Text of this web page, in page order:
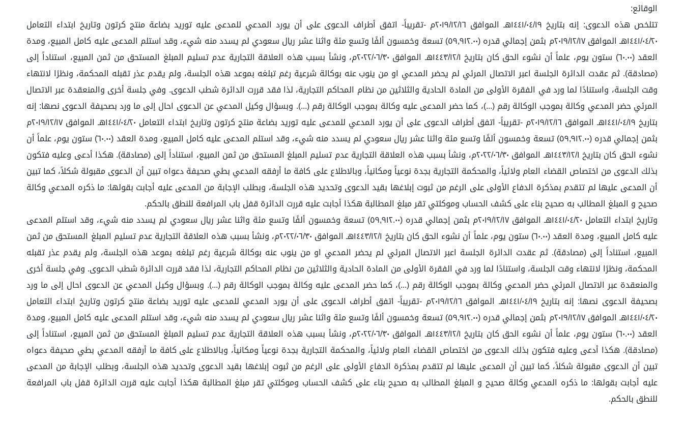
الوقائع:
تتلخص هذه الدعوى: إنه بتاريخ ١٤٤١/٠٤/١٩هـ الموافق ٢٠١٩/١٢/١٦م -تقريباً- اتفق أطراف الدعوى على أن يورد المدعي للمدعى عليه توريد بضاعة منتج كرتون وتاريخ ابتداء التعامل
١٤٤١/٠٤/٢٠هـ الموافق ٢٠١٩/١٢/١٧م بثمن إجمالي قدره (٥٩,٩١٢.٠٠) تسعة وخمسون ألفًا وتسع مئة واثنا عشر ريال سعودي لم يسدد منه شيء، وقد استلم المدعى عليه كامل المبيع، ومدة
العقد (٦٠.٠٠) ستون يوم، علماً أن نشوء الحق كان بتاريخ ١٤٤٣/١٢/١هـ الموافق ٢٠٢٢/٠٦/٣٠م، ونشأ بسبب هذه العلاقة التجارية عدم تسليم المبلغ المستحق من ثمن المبيع، استناداً إلى
(مصادقة). ثم عقدت الدائرة الجلسة اعبر الاتصال المرئي لم يحضر المدعي او من ينوب عنه بوكالة شرعية رغم تبلغه بموعد هذه الجلسة، ولم يقدم عذر تقبله المحكمة، ونظرًا لانتهاء
وقت الجلسة، واستنادًا لما ورد في الفقرة الأولى من المادة الحادية والثلاثين من نظام المحاكم التجارية، لذا فقد قررت الدائرة شطب الدعوى. وفي جلسة أخرى والمنعقدة عبر الاتصال
المرئي حضر المدعي وكالة بموجب الوكالة رقم (...)، كما حضر المدعى عليه وكالة بموجب الوكالة رقم (...). وبسؤال وكيل المدعي عن الدعوى احال إلى ما ورد بصحيفة الدعوى نصها: إنه
بتاريخ ١٤٤١/٠٤/١٩هـ الموافق ٢٠١٩/١٢/١٦م -تقريباً- اتفق أطراف الدعوى على أن يورد المدعي للمدعى عليه توريد بضاعة منتج كرتون وتاريخ ابتداء التعامل ١٤٤١/٠٤/٢٠هـ الموافق ٢٠١٩/١٢/١٧م
بثمن إجمالي قدره (٥٩,٩١٢.٠٠) تسعة وخمسون ألفًا وتسع مئة واثنا عشر ريال سعودي لم يسدد منه شيء، وقد استلم المدعى عليه كامل المبيع، ومدة العقد (٦٠.٠٠) ستون يوم، علماً أن
نشوء الحق كان بتاريخ ١٤٤٣/١٢/١هـ الموافق ٢٠٢٢/٠٦/٣٠م، ونشأ بسبب هذه العلاقة التجارية عدم تسليم المبلغ المستحق من ثمن المبيع، استناداً إلى (مصادقة). هكذا أدعى وعليه فتكون
بذلك الدعوى من اختصاص القضاء العام ولائياً، والمحكمة التجارية بجدة نوعياً ومكانياً، وبالاطلاع على كافة ما أرفقه المدعي بطي صحيفة دعواه تبين أن الدعوى مقبولة شكلاً، كما تبين
أن المدعى عليها لم تتقدم بمذكرة الدفاع الأولى على الرغم من ثبوت إبلاغها بقيد الدعوى وتحديد هذه الجلسة، وبطلب الإجابة من المدعى عليه أجابت بقولها: ما ذكره المدعي وكالة
صحيح و المبلغ المطالب به صحيح بناء على كشف الحساب وموكلتي تقر مبلغ المطالبة هكذا أجابت عليه قررت الدائرة قفل باب المرافعة للنطق بالحكم.
وتاريخ ابتداء التعامل ١٤٤١/٠٤/٢٠هـ الموافق ٢٠١٩/١٢/١٧م بثمن إجمالي قدره (٥٩,٩١٢.٠٠) تسعة وخمسون ألفًا وتسع مئة واثنا عشر ريال سعودي لم يسدد منه شيء، وقد استلم المدعى
عليه كامل المبيع، ومدة العقد (٦٠.٠٠) ستون يوم، علماً أن نشوء الحق كان بتاريخ ١٤٤٣/١٢/١هـ الموافق ٢٠٢٢/٠٦/٣٠م، ونشأ بسبب هذه العلاقة التجارية عدم تسليم المبلغ المستحق من ثمن
المبيع، استناداً إلى (مصادقة). ثم عقدت الدائرة الجلسة اعبر الاتصال المرئي لم يحضر المدعي او من ينوب عنه بوكالة شرعية رغم تبلغه بموعد هذه الجلسة، ولم يقدم عذر تقبله
المحكمة، ونظرًا لانتهاء وقت الجلسة، واستنادًا لما ورد في الفقرة الأولى من المادة الحادية والثلاثين من نظام المحاكم التجارية، لذا فقد قررت الدائرة شطب الدعوى. وفي جلسة أخرى
والمنعقدة عبر الاتصال المرئي حضر المدعي وكالة بموجب الوكالة رقم (...)، كما حضر المدعى عليه وكالة بموجب الوكالة رقم (...). وبسؤال وكيل المدعي عن الدعوى احال إلى ما ورد
بصحيفة الدعوى نصها: إنه بتاريخ ١٤٤١/٠٤/١٩هـ الموافق ٢٠١٩/١٢/١٦م -تقريباً- اتفق أطراف الدعوى على أن يورد المدعي للمدعى عليه توريد بضاعة منتج كرتون وتاريخ ابتداء التعامل
١٤٤١/٠٤/٢٠هـ الموافق ٢٠١٩/١٢/١٧م بثمن إجمالي قدره (٥٩,٩١٢.٠٠) تسعة وخمسون ألفًا وتسع مئة واثنا عشر ريال سعودي لم يسدد منه شيء، وقد استلم المدعى عليه كامل المبيع، ومدة
العقد (٦٠.٠٠) ستون يوم، علماً أن نشوء الحق كان بتاريخ ١٤٤٣/١٢/١هـ الموافق ٢٠٢٢/٠٦/٣٠م، ونشأ بسبب هذه العلاقة التجارية عدم تسليم المبلغ المستحق من ثمن المبيع، استناداً إلى
(مصادقة). هكذا أدعى وعليه فتكون بذلك الدعوى من اختصاص القضاء العام ولائياً، والمحكمة التجارية بجدة نوعياً ومكانياً، وبالاطلاع على كافة ما أرفقه المدعي بطي صحيفة دعواه
تبين أن الدعوى مقبولة شكلاً، كما تبين أن المدعى عليها لم تتقدم بمذكرة الدفاع الأولى على الرغم من ثبوت إبلاغها بقيد الدعوى وتحديد هذه الجلسة، وبطلب الإجابة من المدعى
عليه أجابت بقولها: ما ذكره المدعي وكالة صحيح و المبلغ المطالب به صحيح بناء على كشف الحساب وموكلتي تقر مبلغ المطالبة هكذا أجابت عليه قررت الدائرة قفل باب المرافعة
للنطق بالحكم.